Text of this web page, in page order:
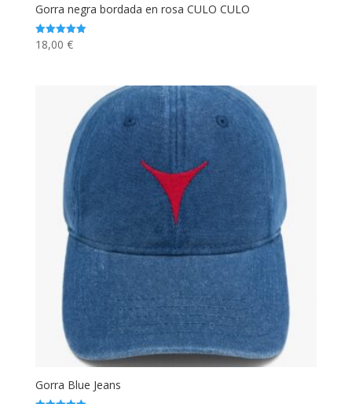
Gorra negra bordada en rosa CULO CULO
Valorado
con
18,00 €
Gorra Blue Jeans